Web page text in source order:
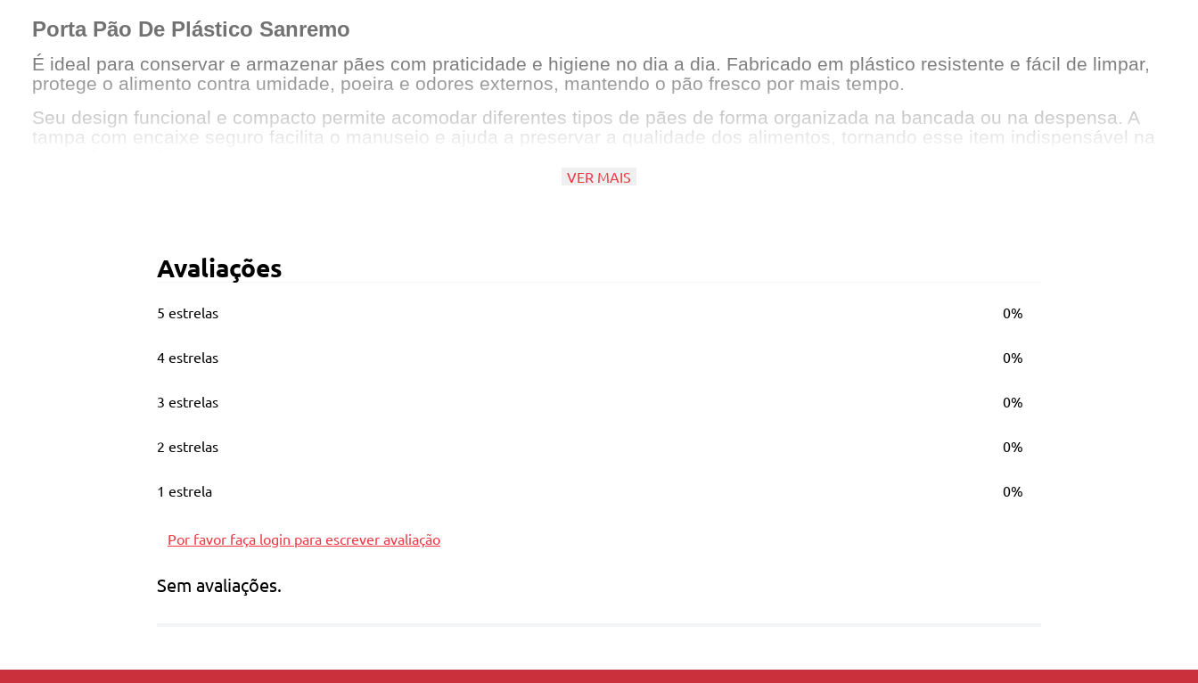
Porta Pão De Plástico Sanremo
É ideal para conservar e armazenar pães com praticidade e higiene no dia a dia. Fabricado em plástico resistente e fácil de limpar,
protege o alimento contra umidade, poeira e odores externos, mantendo o pão fresco por mais tempo.
Seu design funcional e compacto permite acomodar diferentes tipos de pães de forma organizada na bancada ou na despensa. A
tampa com encaixe seguro facilita o manuseio e ajuda a preservar a qualidade dos alimentos, tornando esse item indispensável na
Tampa com fechamento prático e seguro
VER MAIS
Avaliações
5 estrelas 0%
4 estrelas 0%
3 estrelas 0%
2 estrelas 0%
1 estrela 0%
Por favor faça login para escrever avaliação
Sem avaliações.